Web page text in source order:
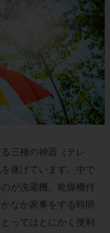
三種の神器（テレ
遂げています。中で
が洗濯機。乾燥機付
なか家事をする時間
ってはとにかく便利